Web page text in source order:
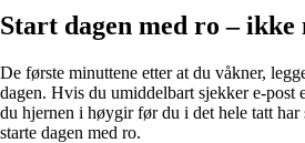
Start dagen med ro – ikke
De første minuttene etter at du våkner,
dagen. Hvis du umiddelbart sjekker e-post
du hjernen i høygir før du i det hele tatt har
starte dagen med ro.